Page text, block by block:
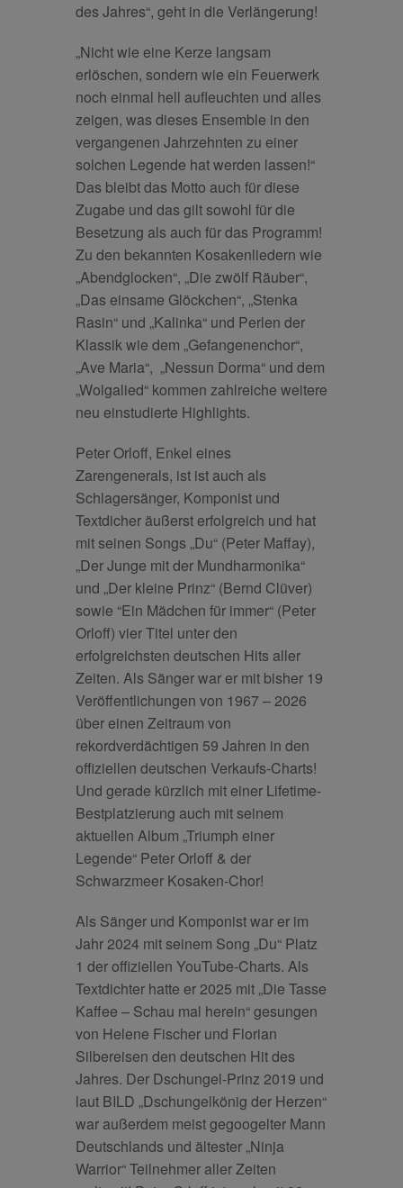
des Jahres“, geht in die Verlängerung!
„Nicht wie eine Kerze langsam
erlöschen, sondern wie ein Feuerwerk
noch einmal hell aufleuchten und alles
zeigen, was dieses Ensemble in den
vergangenen Jahrzehnten zu einer
solchen Legende hat werden lassen!“
Das bleibt das Motto auch für diese
Zugabe und das gilt sowohl für die
Besetzung als auch für das Programm!
Zu den bekannten Kosakenliedern wie
„Abendglocken“, „Die zwölf Räuber“,
„Das einsame Glöckchen“, „Stenka
Rasin“ und „Kalinka“ und Perlen der
Klassik wie dem „Gefangenenchor“,
„Ave Maria“, „Nessun Dorma“ und dem
„Wolgalied“ kommen zahlreiche weitere
neu einstudierte Highlights.
Peter Orloff, Enkel eines
Zarengenerals, ist ist auch als
Schlagersänger, Komponist und
Textdicher äußerst erfolgreich und hat
mit seinen Songs „Du“ (Peter Maffay),
„Der Junge mit der Mundharmonika“
und „Der kleine Prinz“ (Bernd Clüver)
sowie “Ein Mädchen für immer“ (Peter
Orloff) vier Titel unter den
erfolgreichsten deutschen Hits aller
Zeiten. Als Sänger war er mit bisher 19
Veröffentlichungen von 1967 – 2026
über einen Zeitraum von
rekordverdächtigen 59 Jahren in den
offiziellen deutschen Verkaufs-Charts!
Und gerade kürzlich mit einer Lifetime-
Bestplatzierung auch mit seinem
aktuellen Album „Triumph einer
Legende“ Peter Orloff & der
Schwarzmeer Kosaken-Chor!
Als Sänger und Komponist war er im
Jahr 2024 mit seinem Song „Du“ Platz
1 der offiziellen YouTube-Charts. Als
Textdichter hatte er 2025 mit „Die Tasse
Kaffee – Schau mal herein“ gesungen
von Helene Fischer und Florian
Silbereisen den deutschen Hit des
Jahres. Der Dschungel-Prinz 2019 und
laut BILD „Dschungelkönig der Herzen“
war außerdem meist gegoogelter Mann
Deutschlands und ältester „Ninja
Warrior“ Teilnehmer aller Zeiten